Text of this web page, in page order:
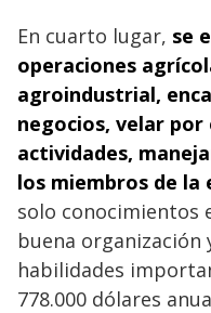
En cuarto lugar, se
operaciones
agroindustrial,
negocios, velar por
actividades,
los miembros de la
solo conocimientos
buena organización
habilidades
778.000 dólares